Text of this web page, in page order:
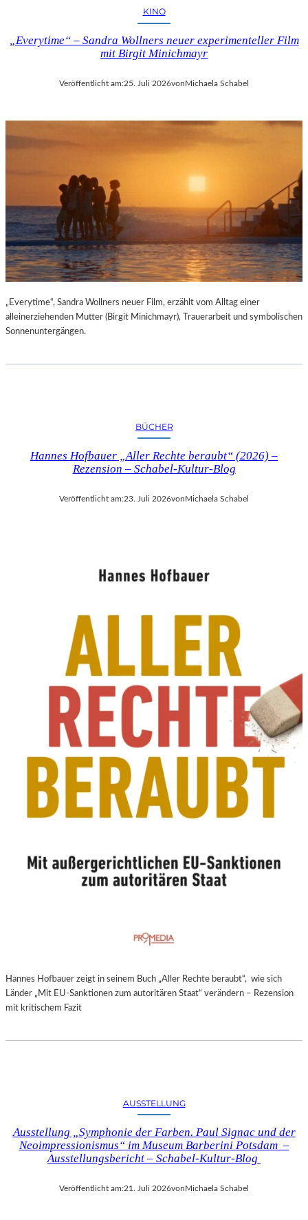
KINO
„Everytime“ – Sandra Wollners neuer experimenteller Film
mit Birgit Minichmayr
Veröffentlicht am:25. Juli 2026vonMichaela Schabel
„Everytime“, Sandra Wollners neuer Film, erzählt vom Alltag einer
alleinerziehenden Mutter (Birgit Minichmayr), Trauerarbeit und symbolischen
Sonnenuntergängen.
BÜCHER
Hannes Hofbauer „Aller Rechte beraubt“ (2026) –
Rezension – Schabel-Kultur-Blog
Veröffentlicht am:23. Juli 2026vonMichaela Schabel
Hannes Hofbauer zeigt in seinem Buch „Aller Rechte beraubt“, wie sich
Länder „Mit EU-Sanktionen zum autoritären Staat“ verändern – Rezension
mit kritischem Fazit
AUSSTELLUNG
Ausstellung „Symphonie der Farben. Paul Signac und der
Neoimpressionismus“ im Museum Barberini Potsdam –
Ausstellungsbericht – Schabel-Kultur-Blog
Veröffentlicht am:21. Juli 2026vonMichaela Schabel